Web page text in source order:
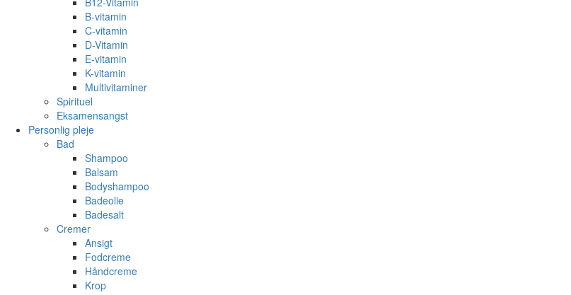
B-vitamin
C-vitamin
D-Vitamin
E-vitamin
K-vitamin
Multivitaminer
Spirituel
Eksamensangst
Personlig pleje
Bad
Shampoo
Balsam
Bodyshampoo
Badeolie
Badesalt
Cremer
Ansigt
Fodcreme
Håndcreme
Krop